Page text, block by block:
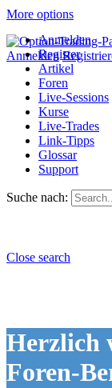
More options
Anmelden
Anmelden
Register
Artikel
Foren
Live-Sessions
Kurse
Live-Trades
Link-Tipps
Glossar
Support
Suche nach:
Close search
Herzlich
Foren-